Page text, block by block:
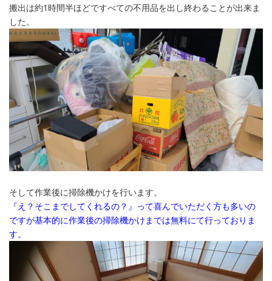
搬出は約1時間半ほどですべての不用品を出し終わることが出来ま
した。
そして作業後に掃除機かけを行います。
『え？そこまでしてくれるの？』って喜んでいただく方も多いの
ですが基本的に作業後の掃除機かけまでは無料にて行っておりま
す。